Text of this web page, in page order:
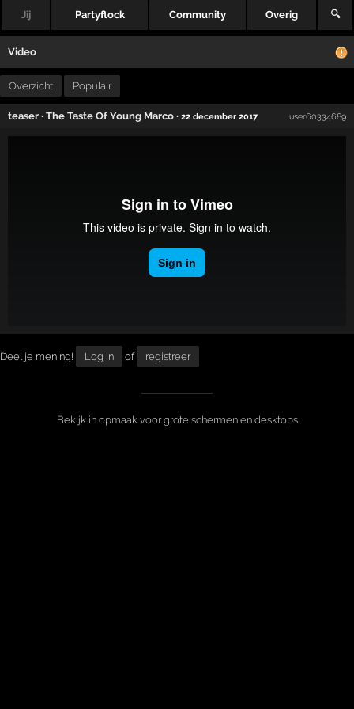
Jij Partyflock Community Overig 🔍
Video
Overzicht Populair
teaser ·The Taste Of Young Marco ·22 december 2017 user60334689
Deel je mening! Log in of registreer
Bekijk in opmaak voor grote schermen en desktops